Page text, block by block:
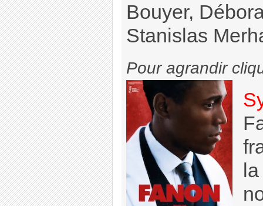
Bouyer,
Stanislas
Pour agrandir